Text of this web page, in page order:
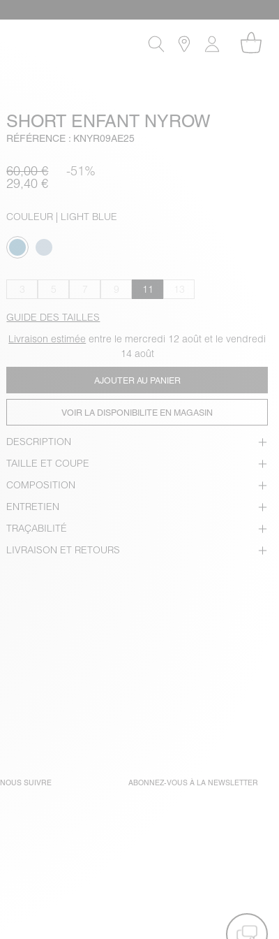
SHORT ENFANT NYROW
RÉFÉRENCE : KNYR09AE25
60,00 € -51%
29,40 €
COULEUR | LIGHT BLUE
11
GUIDE DES TAILLES
Livraison estimée entre le mercredi 12 août et le vendredi
14 août
AJOUTER AU PANIER
VOIR LA DISPONIBILITE EN MAGASIN
DESCRIPTION
TAILLE ET COUPE
COMPOSITION
ENTRETIEN
TRAÇABILITÉ
LIVRAISON ET RETOURS
NOUS SUIVRE ABONNEZ-VOUS À LA NEWSLETTER